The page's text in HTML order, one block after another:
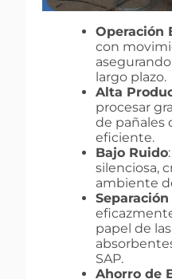
Operación
con
largo plazo.
Alta
procesar
de pañales
eficiente.
Bajo Ruido
silenciosa,
ambiente
papel de
SAP.
Ahorro de